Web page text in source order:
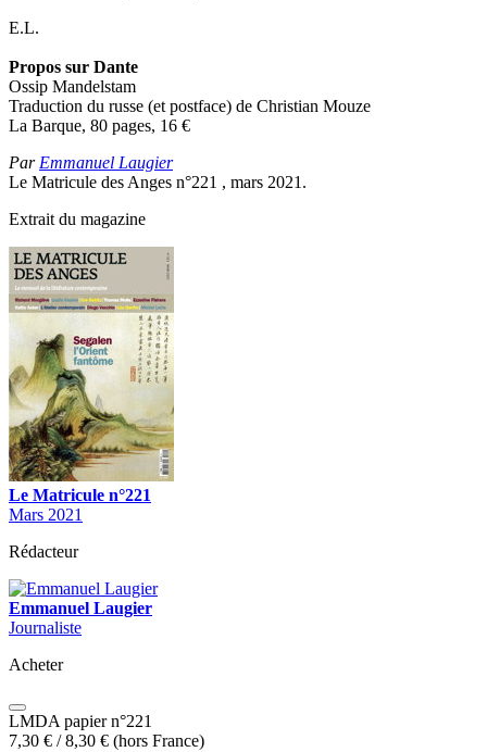
E.L.
Propos sur Dante
Ossip Mandelstam
Traduction du russe (et postface) de Christian Mouze
La Barque, 80 pages, 16 €
ParEmmanuel Laugier
Le Matricule des Anges n°221 , mars 2021.
Extrait du magazine
Le Matricule n°221
Mars 2021
Rédacteur
Emmanuel Laugier
Journaliste
Acheter
LMDA papier n°221
7,30 € /8,30 € (hors France)